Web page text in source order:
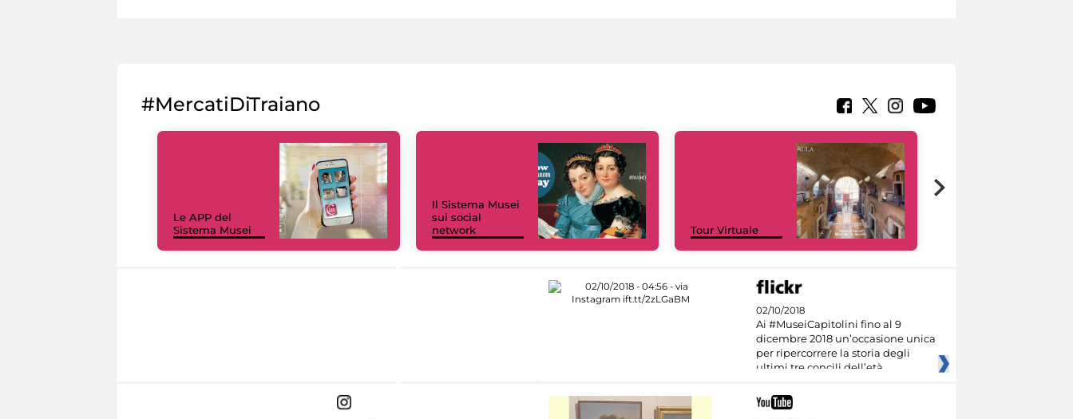
#MercatiDiTraiano
Le APP del
Sistema Musei
Il Sistema Musei
sui social
network
Tour Virtuale
02/10/2018
Ai #MuseiCapitolini fino al 9
dicembre 2018 un’occasione unica
per ripercorrere la storia degli
ultimi tre concili dell’età